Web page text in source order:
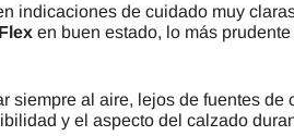
indicaciones de cuidado muy
en buen estado, lo más
siempre al aire, lejos de fuentes
y el aspecto del calzado